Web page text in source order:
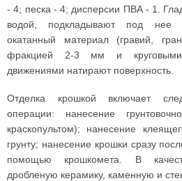
- 4; песка - 4; дисперсии ПВА - 1.
водой, подкладывают под нее
окатанный материал (гравий,
фракцией 2-3 мм и круговыми
движениями натирают поверхность.
Отделка крошкой включает
операции: нанесение
краскопультом); нанесение
грунту; нанесение крошки сразу
помощью крошкомета. В
дробленую керамику, каменную и